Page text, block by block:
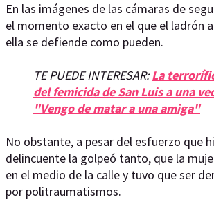
En las imágenes de las cámaras de
el momento exacto en el que el ladrón
ella se defiende como pueden.
TE PUEDE INTERESAR:La
del femicida de San Luis a una
"Vengo de matar a una amiga"
No obstante, a pesar del esfuerzo que
delincuente la golpeó tanto, que la
en el medio de la calle y tuvo que ser
por politraumatismos.